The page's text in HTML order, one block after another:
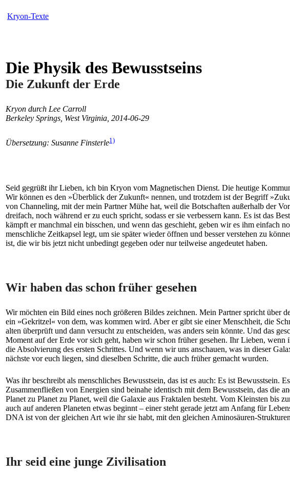
Kryon-Texte
Die Physik des Bewusstseins
Die Zukunft der Erde
Kryon durch Lee Carroll
Berkeley Springs, West Virginia, 2014-06-29
Übersetzung: Susanne Finsterle1)
Seid gegrüßt ihr Lieben, ich bin Kryon vom Magnetischen Dienst. Die heutige
Wir können es den »Überblick der Zukunft« nennen, und trotzdem ist der Begriff
von Channeling, mit der mein Partner Mühe hat, weil die Botschaften außerhalb der
dreifach, noch während er zu euch spricht, sodass er sie verbessern kann. Es ist das
kämpft er manchmal ein bisschen, und wenn das geschieht, geben wir es ihm
menschliche Zeitkapsel legt, um sie später wieder öffnen und besser verstehen zu
ist, die wir bis jetzt nicht unbedingt gegeben oder nur teilweise angedeutet haben.
Wir haben das schon früher gesehen
Wir möchten ein Bild eines noch größeren Bildes zeichnen. Mein Partner spricht über
ein »Gekritzel« von dem, was kommen wird. Aber er gibt sie einer Menschheit, die
alten überprüft und dann versucht zu entscheiden, was anders sein könnte. Und das
Moment auf der Erde vor sich geht, haben wir schon früher gesehen. Ihr Lieben,
die Absolvierung des ersten Schrittes. Und wenn wir uns anschauen, was in dieser
nächste vor euch liegen, sind dieselben Schritte, die auch früher gemacht wurden.
Was ihr beschreibt als menschliches Bewusstsein, das ist es auch: Es ist
Zusammenfließen von Energien sind beinahe identisch mit dem Bewusstsein, das die
Planet zu Planet zu Planet, weil die Galaxie aus Fraktalen besteht. Vom Kleinsten bis
auch auf anderen Planeten etwas beginnt – einer steht gerade jetzt am Anfang für
DNA ist von der gleichen Art wie ihr sie habt, mit den gleichen Aminosäuren-
Ihr seid eine junge Zivilisation